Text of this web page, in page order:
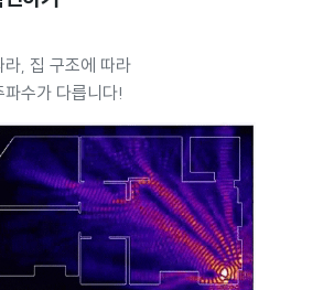
, 집 구조에 따라
수가 다릅니다!